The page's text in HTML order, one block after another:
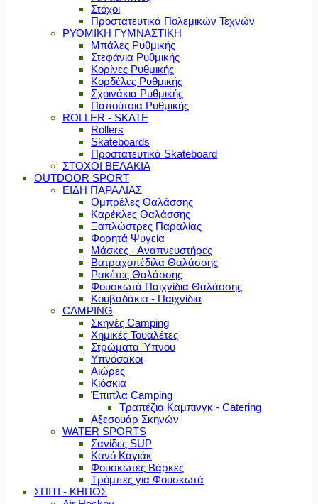
Στόχοι
Προστατευτικά Πολεμικών Τεχνών
ΡΥΘΜΙΚΗ ΓΥΜΝΑΣΤΙΚΗ
Μπάλες Ρυθμικής
Στεφάνια Ρυθμικής
Κορίνες Ρυθμικής
Κορδέλες Ρυθμικής
Σχοινάκια Ρυθμικής
Παπούτσια Ρυθμικής
ROLLER - SKATE
Rollers
Skateboards
Προστατευτικά Skateboard
ΣΤΟΧΟΙ ΒΕΛΑΚΙΑ
OUTDOOR SPORT
ΕΙΔΗ ΠΑΡΑΛΙΑΣ
Ομπρέλες Θαλάσσης
Καρέκλες Θαλάσσης
Ξαπλώστρες Παραλίας
Φορητά Ψυγεία
Μάσκες - Αναπνευστήρες
Βατραχοπέδιλα Θαλάσσης
Ρακέτες Θαλάσσης
Φουσκωτά Παιχνίδια Θαλάσσης
Κουβαδάκια - Παιχνίδια
CAMPING
Σκηνές Camping
Χημικές Τουαλέτες
Στρώματα Ύπνου
Υπνόσακοι
Αιώρες
Κιόσκια
Έπιπλα Camping
Τραπέζια Καμπινγκ - Catering
Αξεσουάρ Σκηνών
WATER SPORTS
Σανίδες SUP
Κανό Καγιάκ
Φουσκωτές Βάρκες
Τρόμπες για Φουσκωτά
ΣΠΙΤΙ - ΚΗΠΟΣ